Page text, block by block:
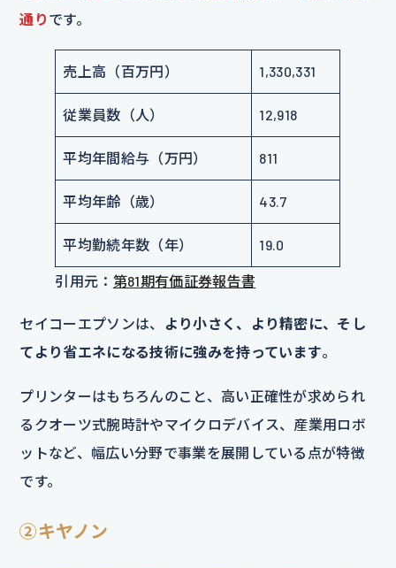
通り です。
売上高（百万円） 1,330,331
従業員数（人） 12,918
平均年間給与（万円） 811
平均年齢（歳） 43.7
平均勤続年数（年） 19.0
引用元： 第81期有価証券報告書
セイコーエプソンは、
より小さく、より精密に、そし
てより省エネになる技術に強みを持っています。
プリンターはもちろんのこと、高い正確性が求められ
るクオーツ式腕時計やマイクロデバイス、産業用ロボ
ットなど、幅広い分野で事業を展開している点が特徴
です。
②キヤノン